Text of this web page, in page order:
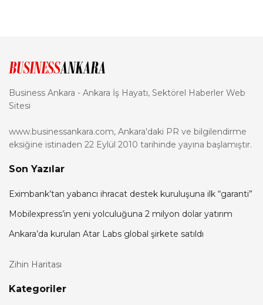
Business Ankara - Ankara İş Hayatı, Sektörel Haberler Web
Sitesi
www.businessankara.com, Ankara'daki PR ve bilgilendirme
eksiğine istinaden 22 Eylül 2010 tarihinde yayına başlamıştır.
Son Yazılar
Eximbank’tan yabancı ihracat destek kuruluşuna ilk “garanti”
Mobilexpress’in yeni yolculuğuna 2 milyon dolar yatırım
Ankara’da kurulan Atar Labs global şirkete satıldı
Zihin Haritası
Kategoriler